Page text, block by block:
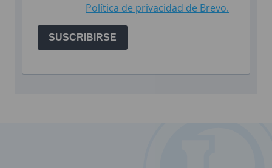
Política de privacidad de Brevo.
SUSCRIBIRSE